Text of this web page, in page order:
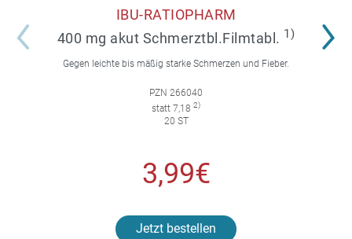
IBU-RATIOPHARM
400 mg akut Schmerztbl.Filmtabl. 1)
Gegen leichte bis mäßig starke Schmerzen und Fieber.
PZN 266040
statt 7,18 2)
20 ST
3,99€
Jetzt bestellen